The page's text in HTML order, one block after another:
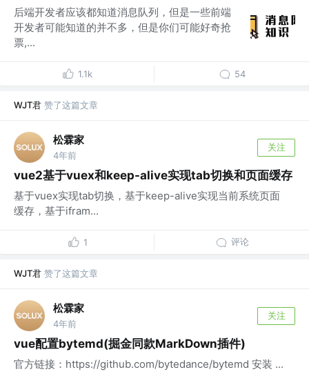
后端开发者应该都知道消息队列，但是一些前端
开发者可能知道的并不多，但是你们可能好奇抢
票,...
1.1k 54
WJT君 赞了这篇文章
松霖家
4年前
关注
vue2基于vuex和keep-alive实现tab切换和页面缓存
基于vuex实现tab切换，基于keep-alive实现当前系统页面
缓存，基于ifram...
1 评论
WJT君 赞了这篇文章
松霖家
4年前
关注
vue配置bytemd(掘金同款MarkDown插件)
官方链接：https://github.com/bytedance/bytemd 安装 ...